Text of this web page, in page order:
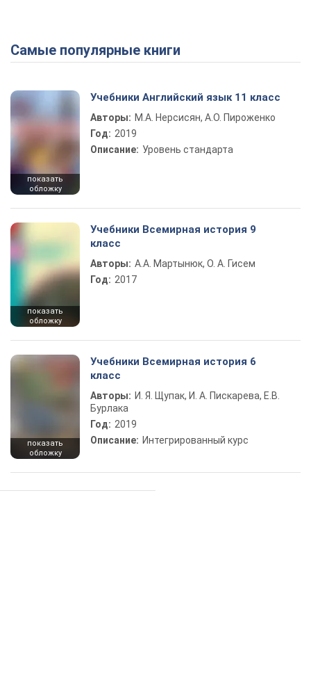
Play Video
Самые популярные книги
показать
обложку
Учебники Английский язык 11 класс
Авторы: М.А. Нерсисян, А.О. Пироженко
Год: 2019
Описание: Уровень стандарта
показать
обложку
Учебники Всемирная история 9
класс
Авторы: А.А. Мартынюк, О. А. Гисем
Год: 2017
показать
обложку
Учебники Всемирная история 6
класс
Авторы: И. Я. Щупак, И. А. Пискарева, Е.В.
Бурлака
Год: 2019
Описание: Интегрированный курс